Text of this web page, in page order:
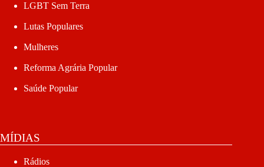
LGBT Sem Terra
Lutas Populares
Mulheres
Reforma Agrária Popular
Saúde Popular
MÍDIAS
Rádios